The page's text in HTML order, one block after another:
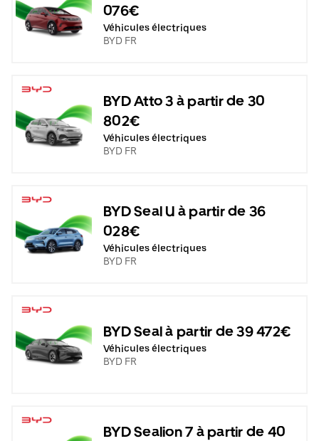
076€
Véhicules électriques
BYD FR
BYD Atto 3 à partir de 30
802€
Véhicules électriques
BYD FR
BYD Seal U à partir de 36
028€
Véhicules électriques
BYD FR
BYD Seal à partir de 39 472€
Véhicules électriques
BYD FR
BYD Sealion 7 à partir de 40